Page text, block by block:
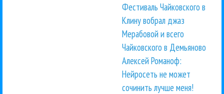
Фестиваль Чайковского в
Клину вобрал джаз
Мерабовой и всего
Чайковского в Демьяново
Алексей Романоф:
Нейросеть не может
сочинить лучше меня!